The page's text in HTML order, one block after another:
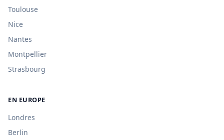
Toulouse
Nice
Nantes
Montpellier
Strasbourg
EN EUROPE
Londres
Berlin